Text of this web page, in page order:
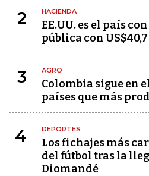
2 HACIENDA
EE.UU. es el país
pública con
3 AGRO
Colombia sigue en
países que más
4 DEPORTES
Los fichajes más
del fútbol tras la
Diomandé